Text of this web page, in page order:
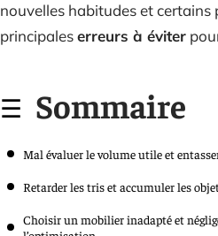
nouvelles habitudes et
principaleserreurs à éviter
Sommaire
Mal évaluer le volume utile et
Retarder les tris et accumuler les
Choisir un mobilier inadapté et